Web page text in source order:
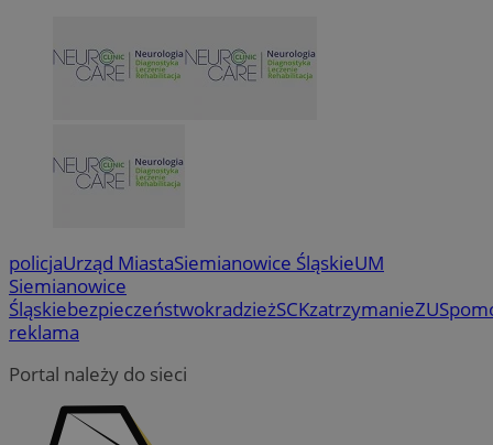
policjaUrząd MiastaSiemianowice ŚląskieUM
Siemianowice
ŚląskiebezpieczeństwokradzieżSCKzatrzymanieZUS
reklama
Portal należy do sieci